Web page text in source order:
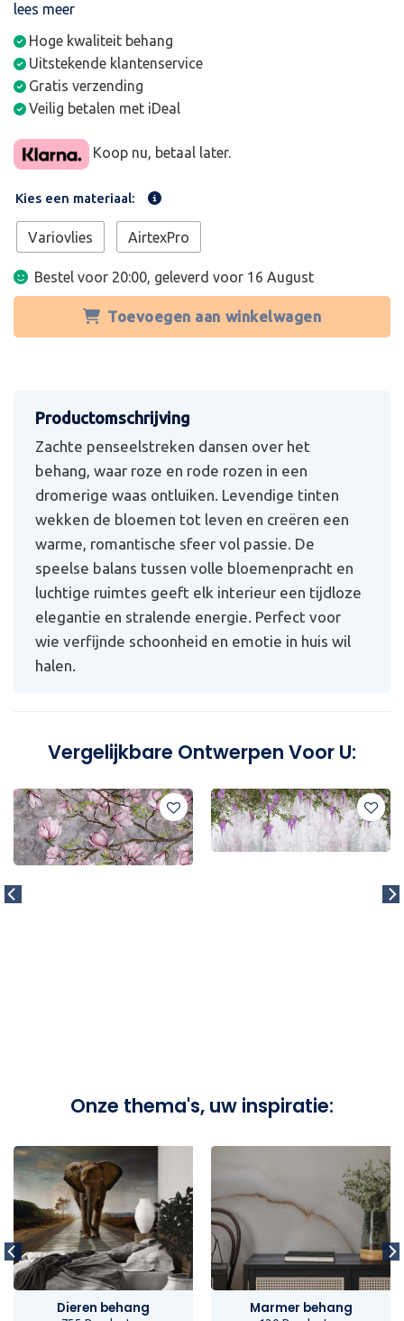
lees meer
Hoge kwaliteit behang
Uitstekende klantenservice
Gratis verzending
Veilig betalen met iDeal
Koop nu, betaal later.
Kies een materiaal:
Variovlies AirtexPro
Bestel voor 20:00, geleverd voor 16 August
Toevoegen aan winkelwagen
Zachte penseelstreken dansen over het
behang, waar roze en rode rozen in een
dromerige waas ontluiken. Levendige tinten
wekken de bloemen tot leven en creëren een
warme, romantische sfeer vol passie. De
speelse balans tussen volle bloemenpracht en
luchtige ruimtes geeft elk interieur een tijdloze
elegantie en stralende energie. Perfect voor
wie verfijnde schoonheid en emotie in huis wil
halen.
Vergelijkbare Ontwerpen Voor U:
Onze thema's, uw inspiratie:
Dieren behang Marmer behang